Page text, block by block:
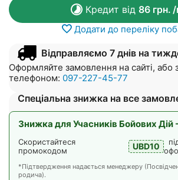
Кредит від 86грн. /
Додати до переліку
Відправляємо 7 днів на
Оформляйте замовлення на сайті, або
телефоном: 097-227-45-77
Спеціальна знижка на все
Знижка для Учасників Бойових Дій
Скористайтеся
промокодом
UBD10
*Підтвердження надається менеджеру
родича).